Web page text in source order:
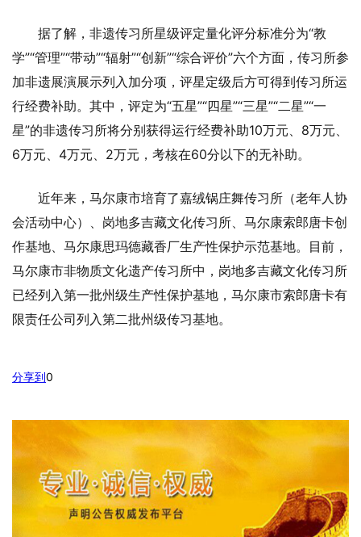
据了解，非遗传习所星级评定量化评分标准分为“教
学”“管理”“带动”“辐射”“创新”“综合评价”六个方面，传习所参
加非遗展演展示列入加分项，评星定级后方可得到传习所运
行经费补助。其中，评定为“五星”“四星”“三星”“二星”“一
星”的非遗传习所将分别获得运行经费补助10万元、8万元、
6万元、4万元、2万元，考核在60分以下的无补助。
近年来，马尔康市培育了嘉绒锅庄舞传习所（老年人协
会活动中心）、岗地多吉藏文化传习所、马尔康索郎唐卡创
作基地、马尔康思玛德藏香厂生产性保护示范基地。目前，
马尔康市非物质文化遗产传习所中，岗地多吉藏文化传习所
已经列入第一批州级生产性保护基地，马尔康市索郎唐卡有
限责任公司列入第二批州级传习基地。
分享到0